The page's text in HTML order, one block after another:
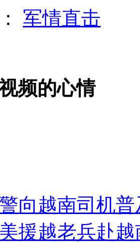
获追授"忠诚卫士"
春耕像赌博
老人 痛下狠手拳打脚踢
医生回应
军情直击
频的心情
向越南司机
援越老兵赴